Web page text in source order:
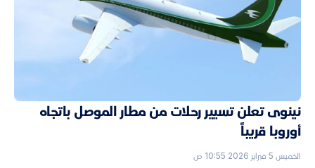
نينوى تعلن تسيير رحلات من مطار الموصل باتجاه
أوروبا قريباً
الخميس 5 فبراير 2026 10:55 ص